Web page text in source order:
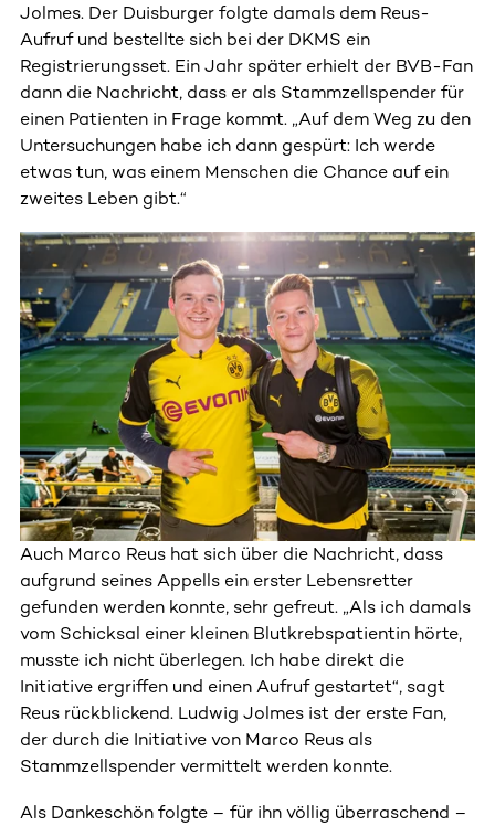
Jolmes. Der Duisburger folgte damals dem Reus-
Aufruf und bestellte sich bei der DKMS ein
Registrierungsset. Ein Jahr später erhielt der BVB-Fan
dann die Nachricht, dass er als Stammzellspender für
einen Patienten in Frage kommt. „Auf dem Weg zu den
Untersuchungen habe ich dann gespürt: Ich werde
etwas tun, was einem Menschen die Chance auf ein
zweites Leben gibt.“
Auch Marco Reus hat sich über die Nachricht, dass
aufgrund seines Appells ein erster Lebensretter
gefunden werden konnte, sehr gefreut. „Als ich damals
vom Schicksal einer kleinen Blutkrebspatientin hörte,
musste ich nicht überlegen. Ich habe direkt die
Initiative ergriffen und einen Aufruf gestartet“, sagt
Reus rückblickend. Ludwig Jolmes ist der erste Fan,
der durch die Initiative von Marco Reus als
Stammzellspender vermittelt werden konnte.
Als Dankeschön folgte – für ihn völlig überraschend –